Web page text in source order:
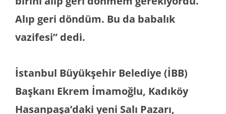
Alıp geri döndüm. Bu da babalık
vazifesi” dedi.
İstanbul Büyükşehir Belediye (İBB)
Başkanı Ekrem İmamoğlu, Kadıköy
Hasanpaşa’daki yeni Salı Pazarı,